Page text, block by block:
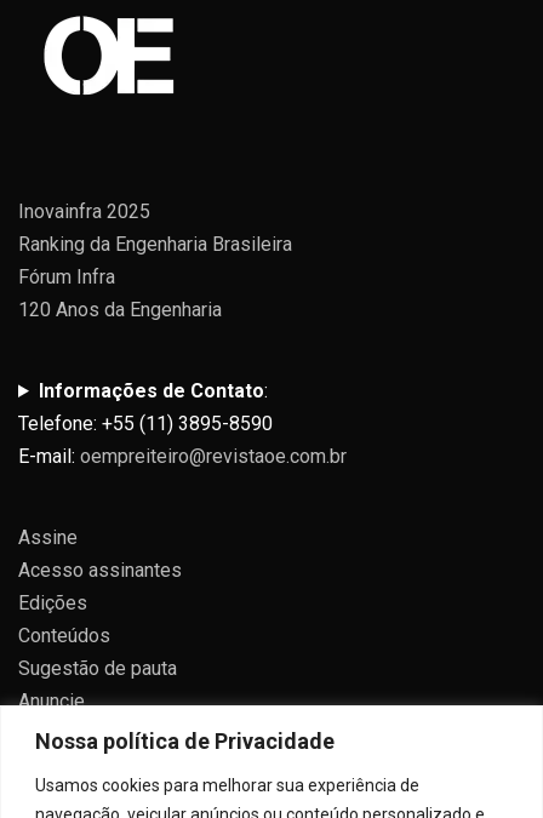
Nossa política de Privacidade
Usamos cookies para melhorar sua experiência de
navegação, veicular anúncios ou conteúdo personalizado e
Inovainfra 2025
Ranking da Engenharia Brasileira
Fórum Infra
120 Anos da Engenharia
Informações de Contato:
Telefone: +55 (11) 3895-8590
E-mail: oempreiteiro@revistaoe.com.br
Assine
Acesso assinantes
Edições
Conteúdos
Sugestão de pauta
Anuncie
Contato